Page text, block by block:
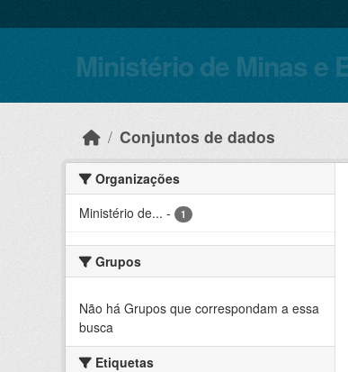
Ministério de Minas e
Conjuntos de dados
Organizações
Ministério de... - 1
Grupos
Não há Grupos que correspondam a essa
busca
Etiquetas